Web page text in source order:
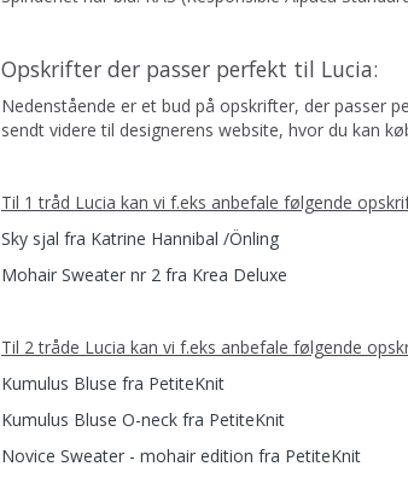
Opskrifter der passer perfekt til Lucia:
Nedenstående er et bud på opskrifter, der passer
sendt videre til designerens website, hvor du kan
Til 1 tråd Lucia kan vi f.eks anbefale følgende
Sky sjal fra Katrine Hannibal /Önling
Mohair Sweater nr 2 fra Krea Deluxe
Til 2 tråde Lucia kan vi f.eks anbefale følgende
Kumulus Bluse fra PetiteKnit
Kumulus Bluse O-neck fra PetiteKnit
Novice Sweater - mohair edition fra PetiteKnit